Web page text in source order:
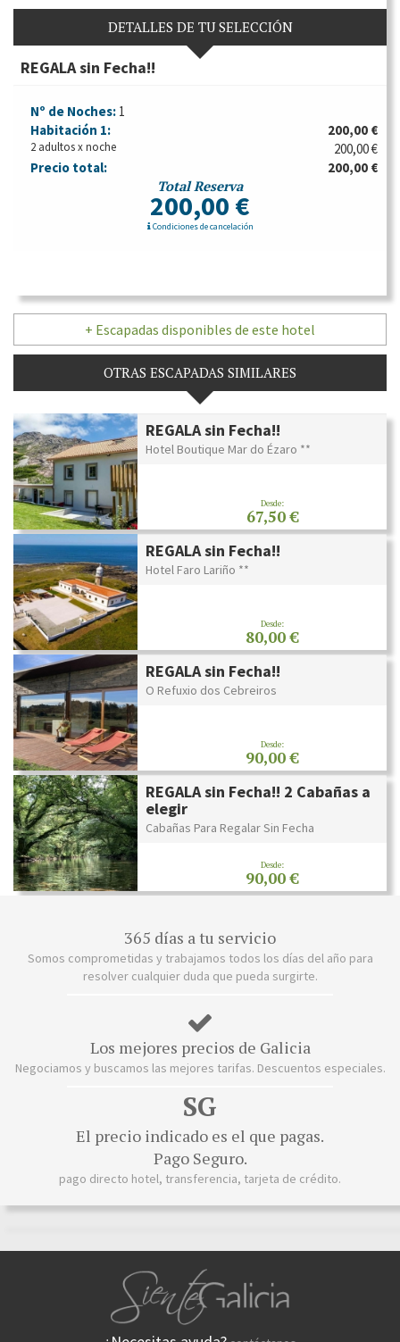
DETALLES DE TU SELECCIÓN
REGALA sin Fecha!!
Nº de Noches: 1
Habitación 1: 200,00 €
2 adultos x noche
200,00 €
Precio total:
200,00 €
Total Reserva
200,00 €
Condiciones de cancelación
+ Escapadas disponibles de este hotel
OTRAS ESCAPADAS SIMILARES
REGALA sin Fecha!!
Hotel Boutique Mar do Ézaro **
Desde:
67,50 €
REGALA sin Fecha!!
Hotel Faro Lariño **
Desde:
80,00 €
REGALA sin Fecha!!
O Refuxio dos Cebreiros
Desde:
90,00 €
REGALA sin Fecha!! 2 Cabañas a
elegir
Cabañas Para Regalar Sin Fecha
Desde:
90,00 €
365 días a tu servicio
Somos comprometidas y trabajamos todos los días del año para
resolver cualquier duda que pueda surgirte.
Los mejores precios de Galicia
Negociamos y buscamos las mejores tarifas. Descuentos especiales.
SG
El precio indicado es el que pagas.
Pago Seguro.
pago directo hotel, transferencia, tarjeta de crédito.